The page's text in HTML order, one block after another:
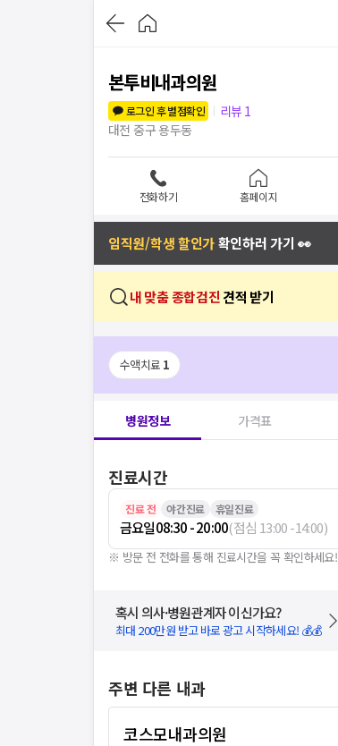
본투비내과의원
로그인 후 별점확인
리뷰 1
대전 중구 용두동
전화하기 홈페이지
임직원/학생 할인가확인하러 가기 👀
내 맞춤 종합검진 견적 받기
수액치료 1
병원정보 가격표
진료시간
진료 전 야간진료 휴일진료
금요일08:30 - 20:00(점심 13:00-14:00)
※ 방문 전 전화를 통해 진료시간을 꼭 확인하세요!
혹시 의사·병원관계자 이신가요?
최대 200만원 받고 바로 광고 시작하세요! 💰💰
주변 다른 내과
코스모내과의원